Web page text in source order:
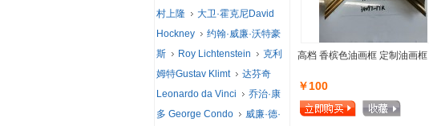
高档 香槟色油画框 定制油画框
￥100
村上隆
大卫·霍克尼David
Hockney
约翰·威廉·沃特豪
斯
Roy Lichtenstein
克利
姆特Gustav Klimt
达芬奇
Leonardo da Vinci
乔治·康
多 George Condo
威廉·德·